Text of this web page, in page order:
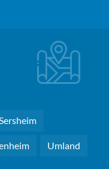
Sersheim
Umland